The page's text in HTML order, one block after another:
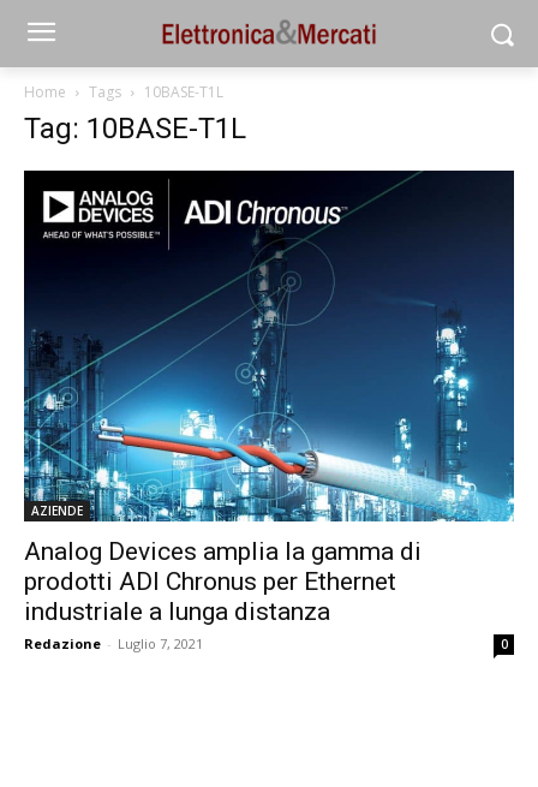
Home Tags 10BASE-T1L
Tag: 10BASE-T1L
AZIENDE
Analog Devices amplia la gamma di
prodotti ADI Chronus per Ethernet
industriale a lunga distanza
Redazione - Luglio 7, 2021 0